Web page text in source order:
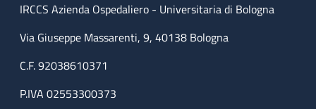
IRCCS Azienda Ospedaliero - Universitaria di Bologna
Via Giuseppe Massarenti, 9, 40138 Bologna
C.F. 92038610371
P.IVA 02553300373